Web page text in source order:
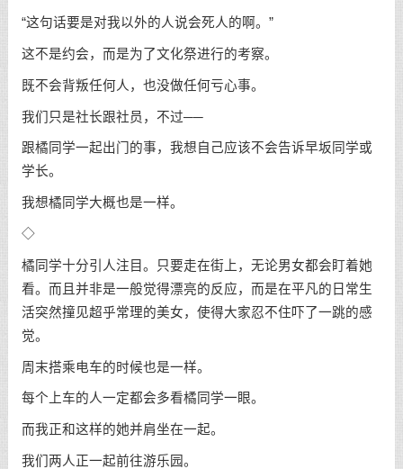
“这句话要是对我以外的人说会死人的啊。”
这不是约会，而是为了文化祭进行的考察。
既不会背叛任何人，也没做任何亏心事。
我们只是社长跟社员，不过──
跟橘同学一起出门的事，我想自己应该不会告诉早坂同学或
学长。
我想橘同学大概也是一样。
◇
橘同学十分引人注目。只要走在街上，无论男女都会盯着她
看。而且并非是一般觉得漂亮的反应，而是在平凡的日常生
活突然撞见超乎常理的美女，使得大家忍不住吓了一跳的感
觉。
周末搭乘电车的时候也是一样。
每个上车的人一定都会多看橘同学一眼。
而我正和这样的她并肩坐在一起。
我们两人正一起前往游乐园。